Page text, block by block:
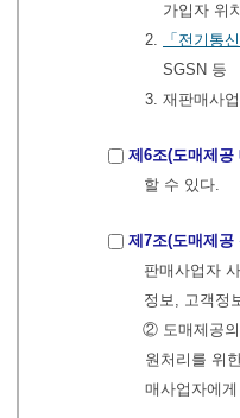
가입자 위
2.
「전기통
SGSN 등
3. 재판매사
제6조(도매제공
할 수 있다.
제7조(도매제공
판매사업자
정보, 고객정
② 도매제공의
원처리를 위
매사업자에